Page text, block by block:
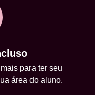
para ter seu
área do aluno.